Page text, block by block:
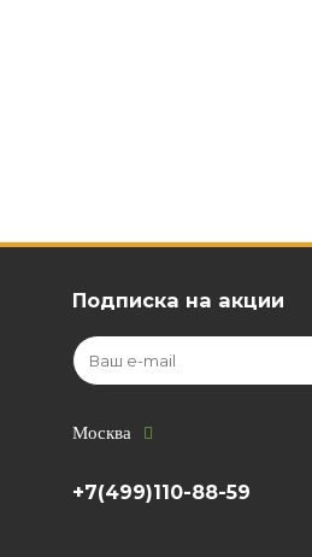
Подписка на акции
Москва
+7(499)110-88-59